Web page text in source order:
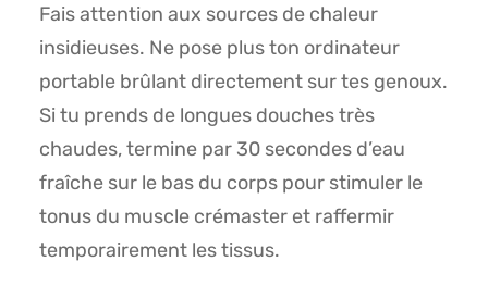
Fais attention aux sources de chaleur
insidieuses. Ne pose plus ton ordinateur
portable brûlant directement sur tes genoux.
Si tu prends de longues douches très
chaudes, termine par 30 secondes d’eau
fraîche sur le bas du corps pour stimuler le
tonus du muscle crémaster et raffermir
temporairement les tissus.